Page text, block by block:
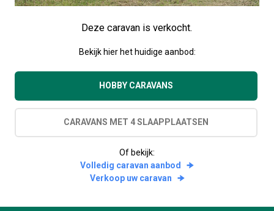
Deze caravan is verkocht.
Bekijk hier het huidige aanbod:
HOBBY CARAVANS
CARAVANS MET 4 SLAAPPLAATSEN
Of bekijk:
Volledig caravan aanbod
Verkoop uw caravan